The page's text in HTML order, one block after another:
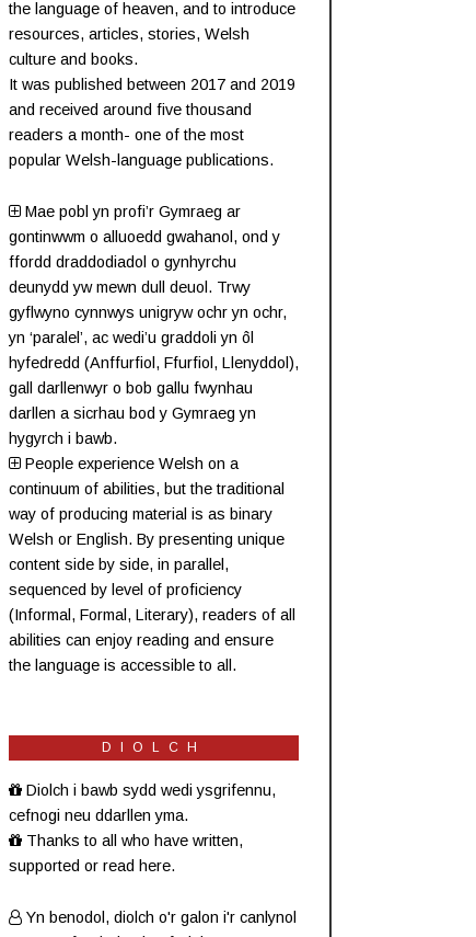
the language of heaven, and to introduce
resources, articles, stories, Welsh
culture and books.
It was published between 2017 and 2019
and received around five thousand
readers a month- one of the most
popular Welsh-language publications.
Mae pobl yn profi’r Gymraeg ar
gontinwwm o alluoedd gwahanol, ond y
ffordd draddodiadol o gynhyrchu
deunydd yw mewn dull deuol. Trwy
gyflwyno cynnwys unigryw ochr yn ochr,
yn ‘paralel’, ac wedi’u graddoli yn ôl
hyfedredd (Anffurfiol , Ffurfiol , Llenyddol ),
gall darllenwyr o bob gallu fwynhau
darllen a sicrhau bod y Gymraeg yn
hygyrch i bawb.
People experience Welsh on a
continuum of abilities, but the traditional
way of producing material is as binary
Welsh or English. By presenting unique
content side by side, in parallel,
sequenced by level of proficiency
(Informal , Formal , Literary), readers of all
abilities can enjoy reading and ensure
the language is accessible to all.
DIOLCH
Diolch i bawb sydd wedi ysgrifennu,
cefnogi neu ddarllen yma.
Thanks to all who have written,
supported or read here.
Yn benodol, diolch o'r galon i'r canlynol